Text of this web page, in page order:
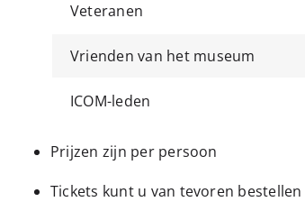
Veteranen
Vrienden van het museum
ICOM-leden
Prijzen zijn per persoon
Tickets kunt u van tevoren bestellen